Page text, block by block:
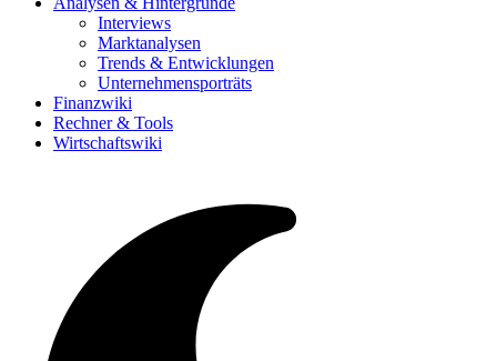
Interviews
Marktanalysen
Trends & Entwicklungen
Unternehmensporträts
Finanzwiki
Rechner & Tools
Wirtschaftswiki